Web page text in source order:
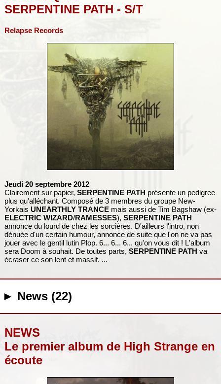
SERPENTINE PATH - S/T
Relapse Records
Jeudi 20 septembre 2012
Clairement sur papier, SERPENTINE PATH présente un pedigree
plus qu'alléchant. Composé de 3 membres du groupe New-
Yorkais UNEARTHLY TRANCEmais aussi de Tim Bagshaw (ex-
ELECTRIC WIZARD/RAMESSES), SERPENTINE PATH
annonce du lourd de chez les sorcières. D'ailleurs l'intro, non
dénuée d'un certain humour, annonce de suite que l'on ne va pas
jouer avec le gentil lutin Plop. 6... 6... 6... qu'on vous dit ! L'album
sera Doom à souhait. De toutes parts, SERPENTINE PATH va
écraser ce son lent et massif. ...
► News (22)
NEWS
Le premier album de High Strange en
écoute